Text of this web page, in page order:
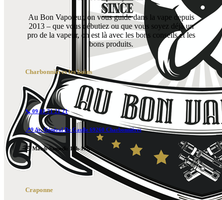
Au Bon Vapoteur, on vous guide dans la vape depuis
2013 – que vous débutiez ou que vous soyez déjà un
pro de la vapeur, on est là avec les bons conseils et les
bons produits.
Charbonnières les bains
📞 09 81 71 21 21
📍9 Av. Général De Gaulle 69260 Charbonnières
🕙 Mardi-Samedi: 10h-19h
Craponne